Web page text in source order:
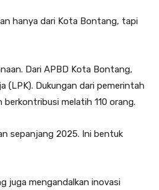
hanya dari Kota Bontang, tapi
Dari APBD Kota Bontang,
(LPK). Dukungan dari pemerintah
melatih 110 orang.
sepanjang 2025. Ini bentuk
juga mengandalkan inovasi